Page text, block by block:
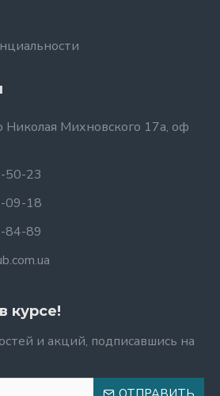
Николая Михновского 17а, оф
50-23
09-18
84-89
курсе!
и акций, подписавшись на